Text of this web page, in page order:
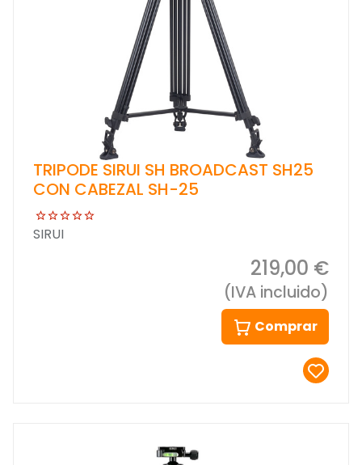
TRIPODE SIRUI SH BROADCAST SH25
CON CABEZAL SH-25
SIRUI
219,00 €
(IVA incluido)
Comprar